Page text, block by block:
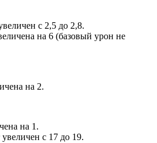
с 2,5 до 2,8.
на 6 (базовый урон не
на 2.
на 1.
с 17 до 19.